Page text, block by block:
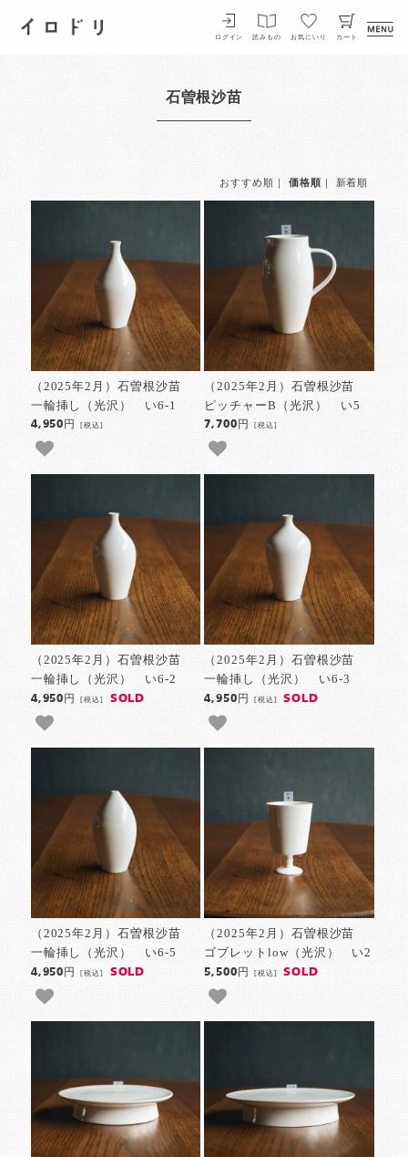
イロドリ
ログイン 読みもの お気にいり カート
石曽根沙苗
おすすめ順 価格順 新着順
（2025年2月）石曽根沙苗
一輪挿し（光沢） い6-1
4,950円[税込]
（2025年2月）石曽根沙苗
ピッチャーB（光沢） い5
7,700円 [税込]
（2025年2月）石曽根沙苗
一輪挿し（光沢） い6-2
4,950円[税込] SOLD
（2025年2月）石曽根沙苗
一輪挿し（光沢） い6-3
4,950円 [税込] SOLD
（2025年2月）石曽根沙苗
一輪挿し（光沢） い6-5
4,950円[税込] SOLD
（2025年2月）石曽根沙苗
ゴブレットlow（光沢） い2
5,500円 [税込] SOLD